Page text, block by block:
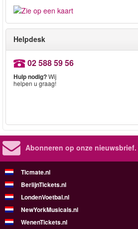
Helpdesk
02 588 59 56
Hulp nodig?Wij
helpen u graag!
Abonneren op onze nieuwsbrief.
Ticmate.nl
BerlijnTickets.nl
LondenVoetbal.nl
NewYorkMusicals.nl
WenenTickets.nl